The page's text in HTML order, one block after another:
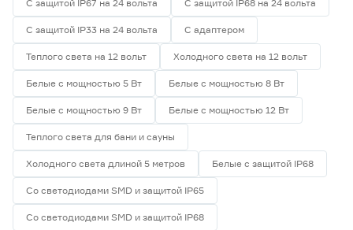
С защитой IP67 на 24 вольта С защитой IP68 на 24 вольта
С защитой IP33 на 24 вольта С адаптером
Теплого света на 12 вольт Холодного света на 12 вольт
Белые с мощностью 5 Вт Белые с мощностью 8 Вт
Белые с мощностью 9 Вт Белые с мощностью 12 Вт
Теплого света для бани и сауны
Холодного света длиной 5 метров Белые с защитой IP68
Со светодиодами SMD и защитой IP65
Со светодиодами SMD и защитой IP68